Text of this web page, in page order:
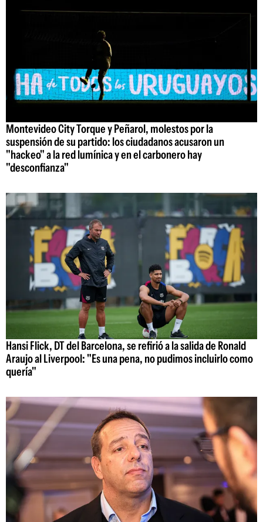
Montevideo City Torque y Peñarol, molestos por la
suspensión de su partido: los ciudadanos acusaron un
"hackeo" a la red lumínica y en el carbonero hay
"desconfianza"
Hansi Flick, DT del Barcelona, se refirió a la salida de Ronald
Araujo al Liverpool: "Es una pena, no pudimos incluirlo como
quería"